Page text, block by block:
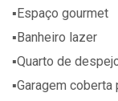
▪️Espaço gourmet
▪️Banheiro lazer
▪️Quarto de
▪️Garagem